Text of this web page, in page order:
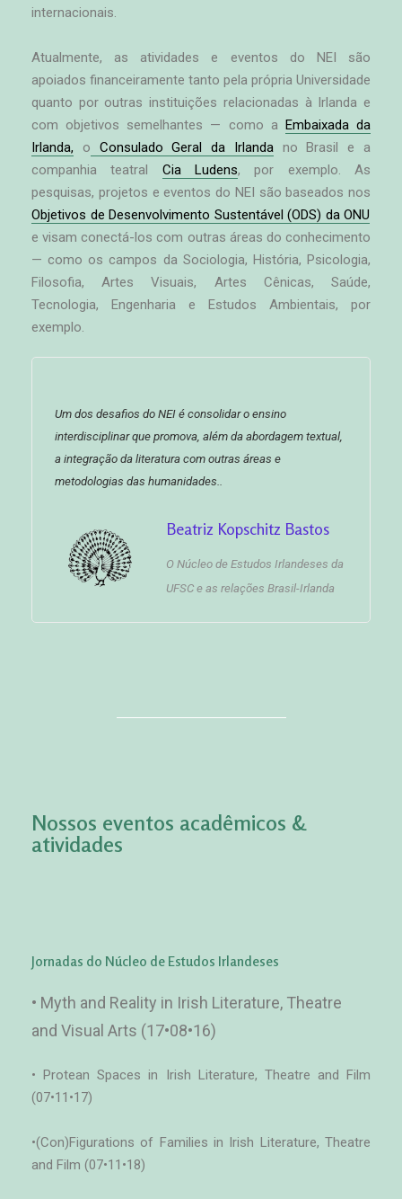
internacionais.
Atualmente, as atividades e eventos do NEI são
apoiados financeiramente tanto pela própria Universidade
quanto por outras instituições relacionadas à Irlanda e
com objetivos semelhantes — como a Embaixada da
Irlanda, o Consulado Geral da Irlandano Brasil e a
companhia teatral Cia Ludens, por exemplo. As
pesquisas, projetos e eventos do NEI são baseados nos
Objetivos de Desenvolvimento Sustentável (ODS) da ONU
e visam conectá-los com outras áreas do conhecimento
— como os campos da Sociologia, História, Psicologia,
Filosofia, Artes Visuais, Artes Cênicas, Saúde,
Tecnologia, Engenharia e Estudos Ambientais, por
exemplo.
Um dos desafios do NEI é consolidar o ensino
interdisciplinar que promova, além da abordagem textual,
a integração da literatura com outras áreas e
metodologias das humanidades..
Beatriz Kopschitz Bastos
O Núcleo de Estudos Irlandeses da
UFSC e as relações Brasil-Irlanda
Nossos eventos acadêmicos &
atividades
Jornadas do Núcleo de Estudos Irlandeses
• Myth and Reality in Irish Literature, Theatre
and Visual Arts (17•08•16)
• Protean Spaces in Irish Literature, Theatre and Film
(07•11•17)
•(Con)Figurations of Families in Irish Literature, Theatre
and Film (07•11•18)